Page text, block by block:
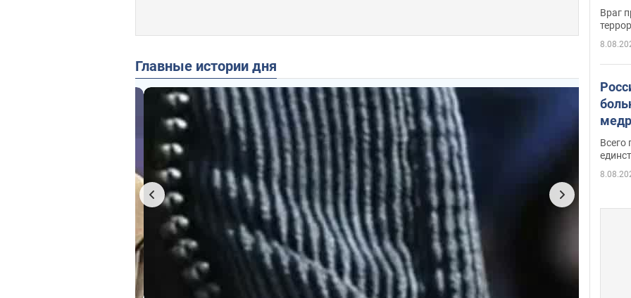
Главные истории дня
Враг
Всего